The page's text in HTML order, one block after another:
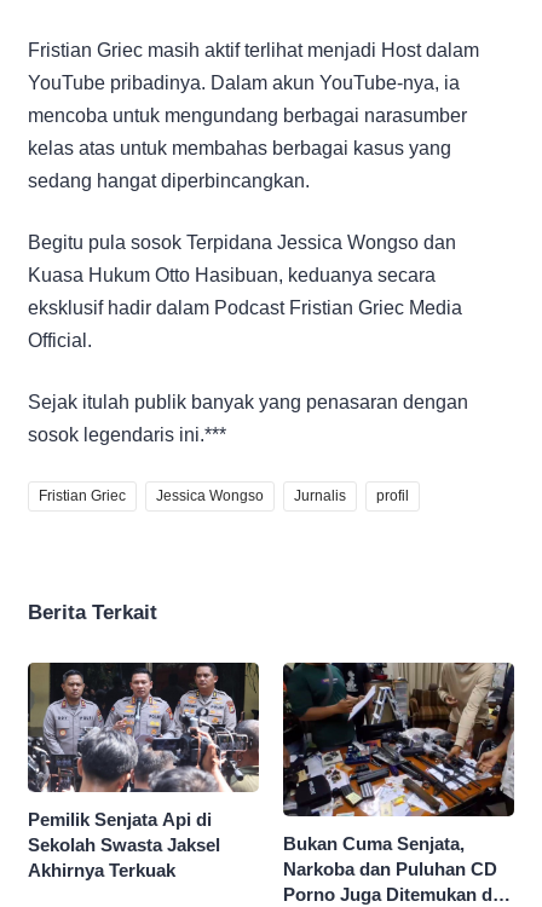
Fristian Griec masih aktif terlihat menjadi Host dalam
YouTube pribadinya. Dalam akun YouTube-nya, ia
mencoba untuk mengundang berbagai narasumber
kelas atas untuk membahas berbagai kasus yang
sedang hangat diperbincangkan.
Begitu pula sosok Terpidana Jessica Wongso dan
Kuasa Hukum Otto Hasibuan, keduanya secara
eksklusif hadir dalam Podcast Fristian Griec Media
Official.
Sejak itulah publik banyak yang penasaran dengan
sosok legendaris ini.***
Fristian Griec Jessica Wongso Jurnalis profil
Berita Terkait
Pemilik Senjata Api di
Sekolah Swasta Jaksel
Akhirnya Terkuak
Bukan Cuma Senjata,
Narkoba dan Puluhan CD
Porno Juga Ditemukan di